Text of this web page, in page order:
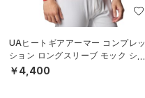
UAヒートギアアーマー コンプレッ
ション ロングスリーブ モック シャ
ツ（ベースボール/MEN）
￥4,400